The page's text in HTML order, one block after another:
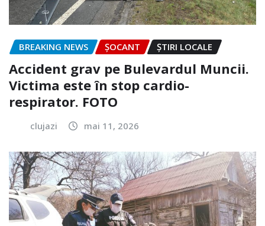
BREAKING NEWS ȘOCANT ȘTIRI LOCALE
Accident grav pe Bulevardul Muncii.
Victima este în stop cardio-
respirator. FOTO
clujazi mai 11, 2026